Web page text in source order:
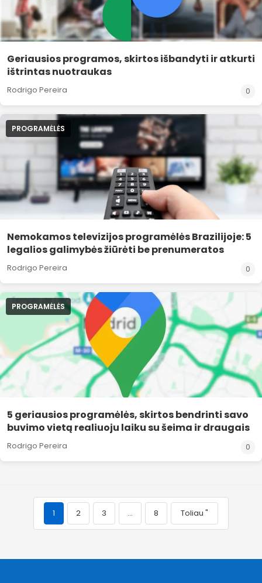
Geriausios programos, skirtos išbandyti ir atkurti
ištrintas nuotraukas
Rodrigo Pereira 0
PROGRAMĖLĖS
Nemokamos televizijos programėlės Brazilijoje: 5
legalios galimybės žiūrėti be prenumeratos
Rodrigo Pereira 0
PROGRAMĖLĖS
5 geriausios programėlės, skirtos bendrinti savo
buvimo vietą realiuoju laiku su šeima ir draugais
Rodrigo Pereira 0
1 2 3 … 8 Toliau "